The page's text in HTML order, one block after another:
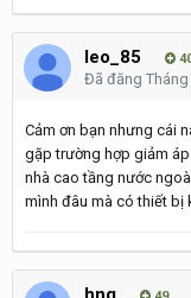
leo_85
Đã đăng Tháng
Cảm ơn bạn nhưng cái
gặp trường hợp giảm
nhà cao tầng nước
mình đâu mà có thiết bị